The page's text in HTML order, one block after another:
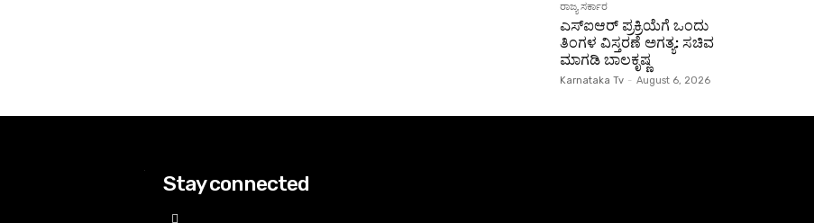
ರಾಜ್ಯ ಸರ್ಕಾರ
ಎಸ್‌ಐಆರ್ ಪ್ರಕ್ರಿಯೆಗೆ ಒಂದು
ತಿಂಗಳ ವಿಸ್ತರಣೆ ಅಗತ್ಯ: ಸಚಿವ
ಮಾಗಡಿ ಬಾಲಕೃಷ್ಣ
Karnataka Tv - August 6, 2026
Stay connected